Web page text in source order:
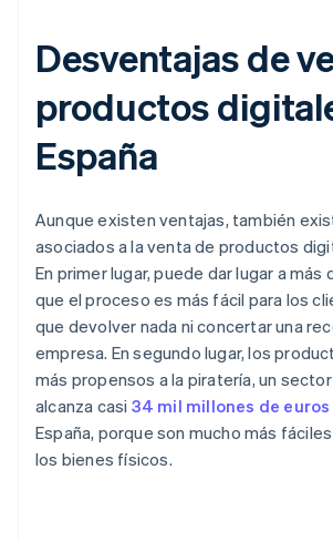
Desventajas de
productos
España
Aunque existen ventajas, también
asociados a la venta de productos
En primer lugar, puede dar lugar a más
que el proceso es más fácil para los
que devolver nada ni concertar una
empresa. En segundo lugar, los
más propensos a la piratería, un
alcanza casi 34 mil millones de euros
España, porque son mucho más
los bienes físicos.